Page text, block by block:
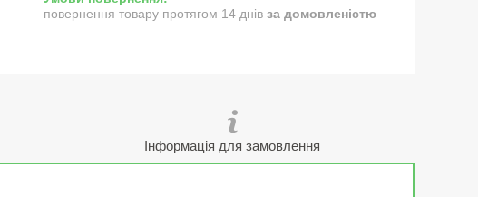
повернення товару протягом 14 днів за домовленістю
Інформація для замовлення